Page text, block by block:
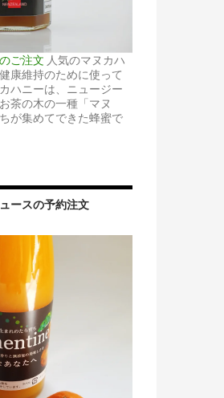
ご注文 人気のマヌカハ
康維持のために使って
ハニーは、ニュージー
茶の木の一種「マヌ
が集めてできた蜂蜜で
ースの予約注文